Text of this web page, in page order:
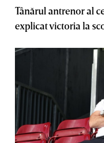
Tânărul antrenor al
explicat victoria la